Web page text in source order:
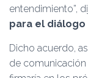
entendimiento”,
para el diálogo
Dicho acuerdo,
de comunicación